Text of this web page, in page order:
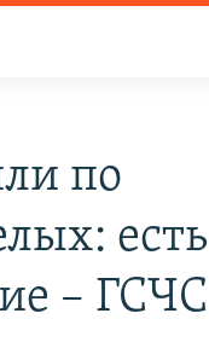
по
есть
– ГСЧС